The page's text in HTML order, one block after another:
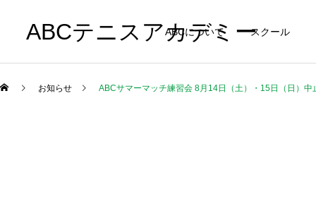
ABCテニスアカデミー
ABCについて スクール
お知らせ ABCサマーマッチ練習会 8月14日（土）・15日（日）中